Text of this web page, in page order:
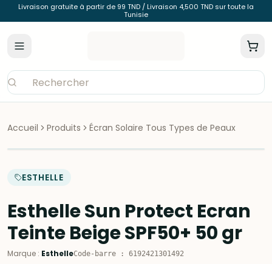
Livraison gratuite à partir de 99 TND / Livraison 4,500 TND sur toute la
Tunisie
Accueil Produits Écran Solaire Tous Types de Peaux
ESTHELLE
Esthelle Sun Protect Ecran
Teinte Beige SPF50+ 50 gr
Marque : EsthelleCode-barre : 6192421301492